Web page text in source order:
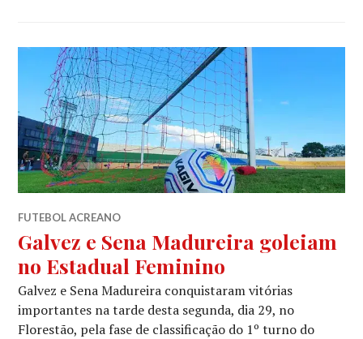
FUTEBOL ACREANO
Galvez e Sena Madureira goleiam
no Estadual Feminino
Galvez e Sena Madureira conquistaram vitórias
importantes na tarde desta segunda, dia 29, no
Florestão, pela fase de classificação do 1º turno do